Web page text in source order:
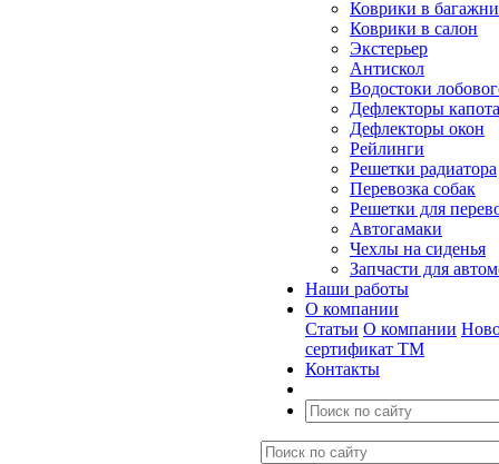
Коврики в
Коврики в салон
Экстерьер
Антискол
Водостоки
Дефлекторы капота
Дефлекторы окон
Рейлинги
Решетки радиатора
Перевозка собак
Решетки для
Автогамаки
Чехлы на сиденья
Запчасти для
Наши работы
О компании
Статьи О компании
сертификат ТМ
Контакты